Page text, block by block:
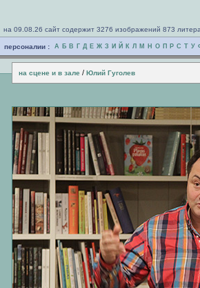
на 09.08.26 сайт содержит 3276 изображений 873
персоналии : А Б В Г Д Е Ж З И Й К Л М Н О П Р С Т У
на сцене и в зале / Юлий Гуголев